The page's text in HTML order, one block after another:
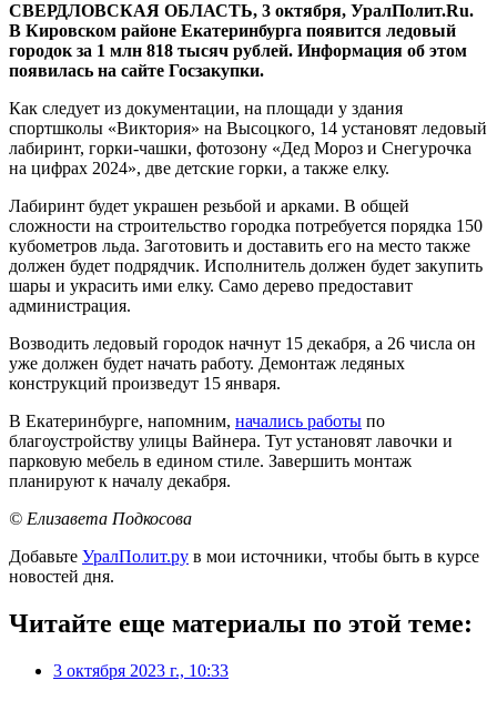
СВЕРДЛОВСКАЯ ОБЛАСТЬ, 3 октября, УралПолит.Ru.
В Кировском районе Екатеринбурга появится ледовый
городок за 1 млн 818 тысяч рублей. Информация об этом
появилась на сайте Госзакупки.
Как следует из документации, на площади у здания
спортшколы «Виктория» на Высоцкого, 14 установят ледовый
лабиринт, горки-чашки, фотозону «Дед Мороз и Снегурочка
на цифрах 2024», две детские горки, а также елку.
Лабиринт будет украшен резьбой и арками. В общей
сложности на строительство городка потребуется порядка 150
кубометров льда. Заготовить и доставить его на место также
должен будет подрядчик. Исполнитель должен будет закупить
шары и украсить ими елку. Само дерево предоставит
администрация.
Возводить ледовый городок начнут 15 декабря, а 26 числа он
уже должен будет начать работу. Демонтаж ледяных
конструкций произведут 15 января.
В Екатеринбурге, напомним, начались работы по
благоустройству улицы Вайнера. Тут установят лавочки и
парковую мебель в едином стиле. Завершить монтаж
планируют к началу декабря.
© Елизавета Подкосова
Добавьте УралПолит.ру в мои источники, чтобы быть в курсе
новостей дня.
Читайте еще материалы по этой теме:
3 октября 2023 г., 10:33